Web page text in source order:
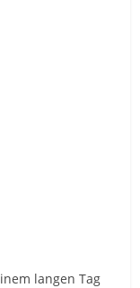
langen Tag